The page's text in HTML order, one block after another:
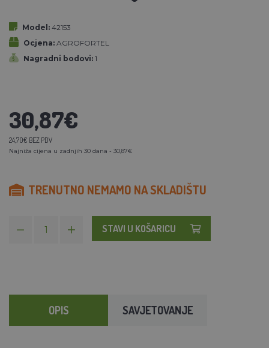
Model: 42153
Ocjena: AGROFORTEL
Nagradni bodovi: 1
30,87€
24,70€ BEZ PDV
Najniža cijena u zadnjih 30 dana - 30,87€
TRENUTNO NEMAMO NA SKLADIŠTU
STAVI U KOŠARICU
OPIS SAVJETOVANJE